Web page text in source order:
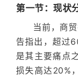
第一节：现状
当前，商
告指出，超过
是其主要痛点
损失高达20%